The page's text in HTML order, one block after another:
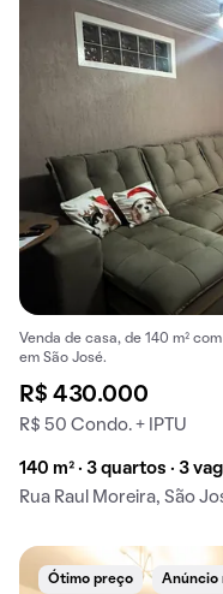
Venda de casa, de 140 m²
em São José.
R$ 430.000
R$ 50 Condo. + IPTU
140 m² · 3 quartos · 3
Rua Raul Moreira, São
Ótimo preço Anúncio